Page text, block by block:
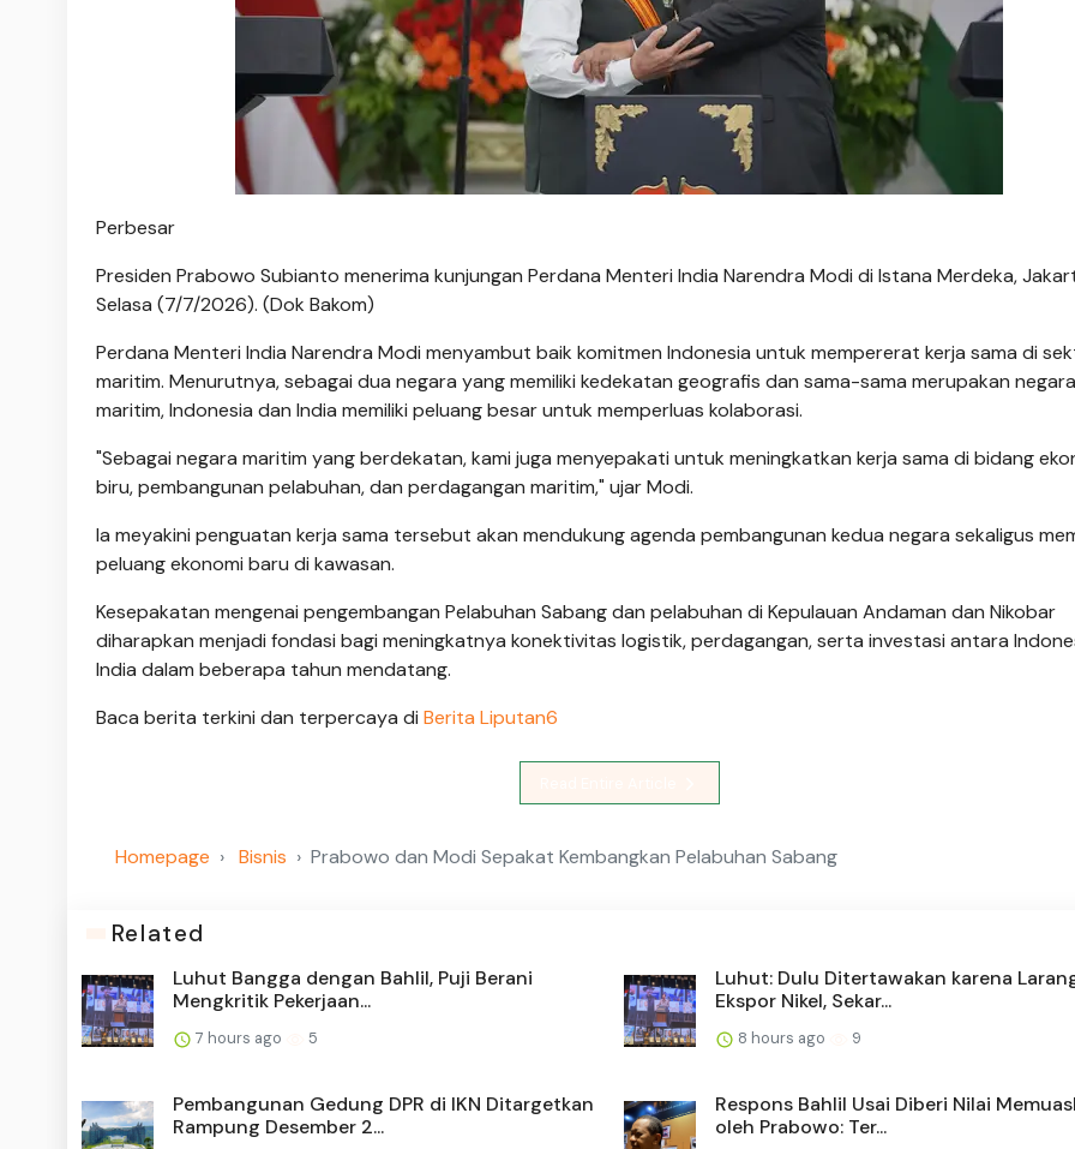
Perbesar
Presiden Prabowo Subianto menerima kunjungan Perdana Menteri India Narendra Modi di Istana Merdeka,
Selasa (7/7/2026). (Dok Bakom)
Perdana Menteri India Narendra Modi menyambut baik komitmen Indonesia untuk mempererat kerja sama di
maritim. Menurutnya, sebagai dua negara yang memiliki kedekatan geografis dan sama-sama merupakan negara
maritim, Indonesia dan India memiliki peluang besar untuk memperluas kolaborasi.
"Sebagai negara maritim yang berdekatan, kami juga menyepakati untuk meningkatkan kerja sama di bidang
biru, pembangunan pelabuhan, dan perdagangan maritim," ujar Modi.
Ia meyakini penguatan kerja sama tersebut akan mendukung agenda pembangunan kedua negara sekaligus
peluang ekonomi baru di kawasan.
Kesepakatan mengenai pengembangan Pelabuhan Sabang dan pelabuhan di Kepulauan Andaman dan Nikobar
diharapkan menjadi fondasi bagi meningkatnya konektivitas logistik, perdagangan, serta investasi antara
India dalam beberapa tahun mendatang.
Baca berita terkini dan terpercaya di Berita Liputan6
Homepage Bisnis Prabowo dan Modi Sepakat Kembangkan Pelabuhan Sabang
Related
Luhut Bangga dengan Bahlil, Puji Berani
Mengkritik Pekerjaan...
7 hours ago 5
Luhut: Dulu Ditertawakan karena
Ekspor Nikel, Sekar...
8 hours ago 9
Pembangunan Gedung DPR di IKN Ditargetkan
Rampung Desember 2...
Respons Bahlil Usai Diberi Nilai
oleh Prabowo: Ter...